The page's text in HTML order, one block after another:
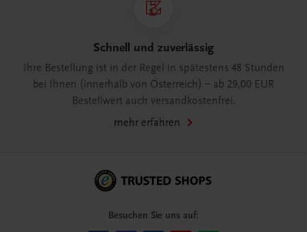
Schnell und zuverlässig
Ihre Bestellung ist in der Regel in spätestens 48 Stunden
bei Ihnen (innerhalb von Österreich) – ab 29,00 EUR
Bestellwert auch versandkostenfrei.
mehr erfahren
Besuchen Sie uns auf: